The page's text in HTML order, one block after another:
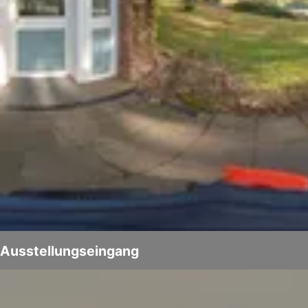
Ausstellungseingang